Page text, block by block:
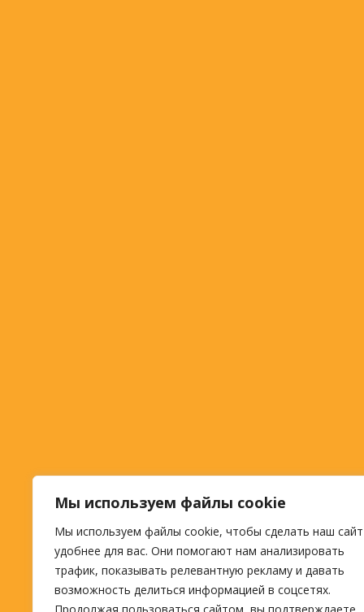
Мы используем файлы cookie
Мы используем файлы cookie, чтобы сделать наш сайт
удобнее для вас. Они помогают нам анализировать
трафик, показывать релевантную рекламу и давать
возможность делиться информацией в соцсетях.